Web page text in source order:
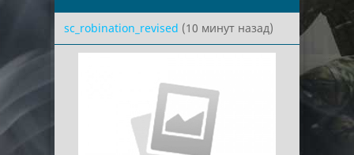
sc_robination_revised (10 минут назад)